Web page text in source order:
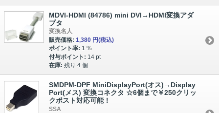
MDVI-HDMI (84786) mini DVI→HDMI変換アダ
プタ
変換名人
販売価格: 1,380 円(税込)
ポイント率: 1 %
付与ポイント: 14 pt
在庫: 残り 4 個
SMDPM-DPF MiniDisplayPort(オス)→Display
Port(メス) 変換コネクタ ☆6個まで￥250クリッ
クポスト対応可能！
SSA